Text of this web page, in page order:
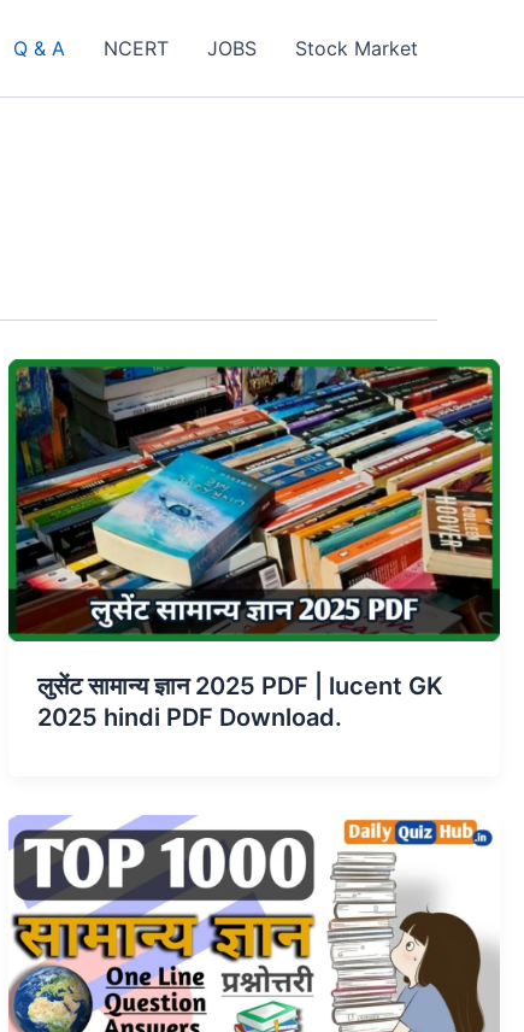
Q & A NCERT JOBS Stock Market
लुसेंट सामान्य ज्ञान 2025 PDF | lucent GK
2025 hindi PDF Download.